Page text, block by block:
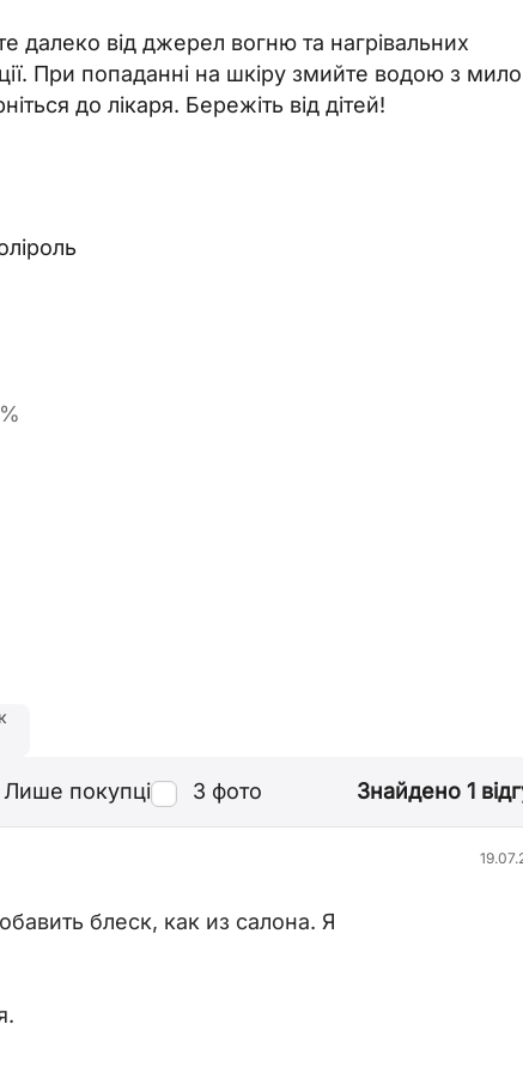
далеко від джерел вогню та нагрівальних
При попаданні на шкіру змийте водою з
до лікаря. Бережіть від дітей!
Лише покупці З фото Знайдено 1
блеск, как из салона. Я